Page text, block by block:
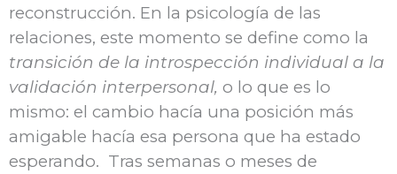
reconstrucción. En la psicología de las
relaciones, este momento se define como la
transición de la introspección individual a la
validación interpersonal, o lo que es lo
mismo: el cambio hacía una posición más
amigable hacía esa persona que ha estado
esperando. Tras semanas o meses de